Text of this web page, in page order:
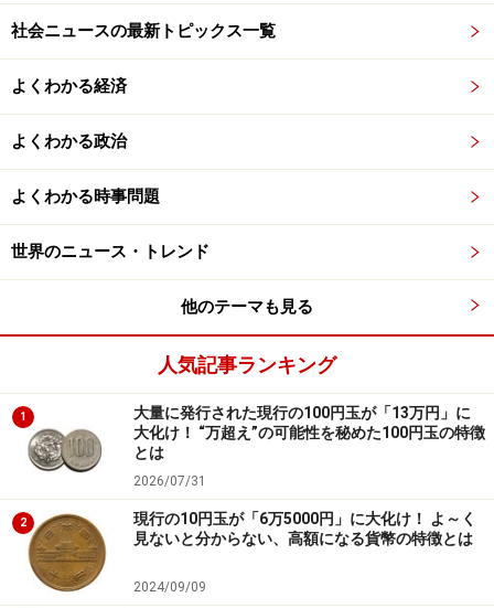
がされていないため、後期でグレードの高いものがどれ
くらいあるのかははっきり分からないものの、同じ昭和
61年の10円玉でRDの最高評価は67となっています。
2026年6月時点で67評価は12枚。仮にその12枚に後期タ
イプのものがあれば、価格は66RDの倍になるのではない
かと思われます。つまり、100万円超えが期待できま
す。
おそらく今後も昭和61年後期のものでグレードの高いも
のはほとんど出てこないと思われます。そのため、価格
上昇も納得のいくものではあります。こうした高評価の
ものは、ロールといわれる50枚束で当時発行されたもの
が残っていれば今後も出現する可能性はあるものの、な
かなかないといってよいでしょう。価格は上がる一方と
いえるかもしれません。
グレードが1つ異なるだけで価格は大きく異なるのがコ
インの世界です。もしかしたらこうしたレアな現代コイ
ンはオークションなどで今のうちに入手しておいたほう
がいいかもしれませんね。
社会ニュースの最新トピックス一覧
よくわかる経済
よくわかる政治
よくわかる時事問題
世界のニュース・トレンド
他のテーマも見る
人気記事ランキング
1
大量に発行された現行の100円玉が「13万円」に
大化け！ “万超え”の可能性を秘めた100円玉の特徴
とは
2026/07/31
2
現行の10円玉が「6万5000円」に大化け！ よ～く
見ないと分からない、高額になる貨幣の特徴とは
2024/09/09